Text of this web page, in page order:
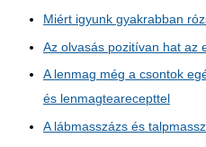
Miért igyunk gyakrabban
Az olvasás pozitívan hat az
A lenmag még a csontok
és lenmagtearecepttel
A lábmasszázs és